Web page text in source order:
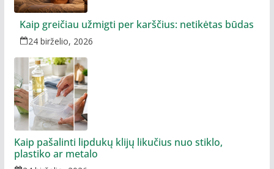
Kaip greičiau užmigti per karščius: netikėtas būdas
24 birželio, 2026
Kaip pašalinti lipdukų klijų likučius nuo stiklo,
plastiko ar metalo